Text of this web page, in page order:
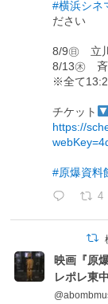
#横浜シネ
ださい
8/9㊐ 立
8/13㊍ 斉
※全て
チケット
https://
#原爆資料
4
映画『原
レポレ東